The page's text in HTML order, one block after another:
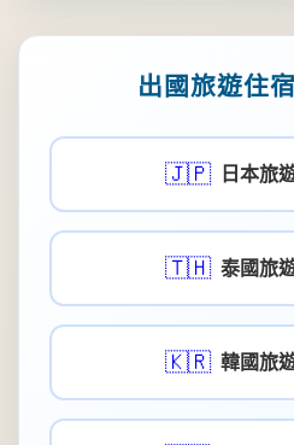
出國旅遊住
🇯🇵 日本旅
🇹🇭 泰國旅
🇰🇷 韓國旅